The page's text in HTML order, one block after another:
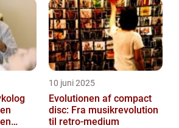
10 juni 2025
Evolutionen af compact
disc: Fra musikrevolution
til retro-medium